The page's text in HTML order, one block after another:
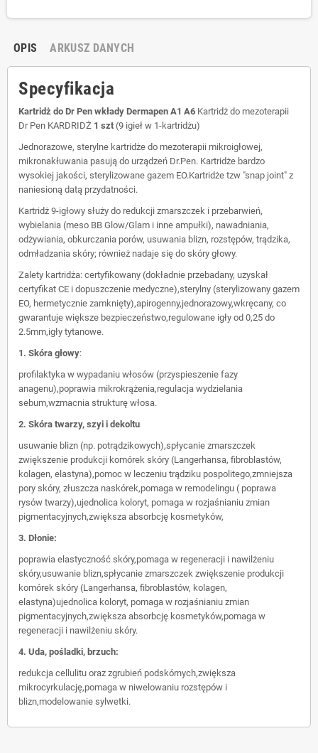
OPIS ARKUSZ DANYCH
Specyfikacja
Kartridż do Dr Pen wkłady Dermapen A1 A6 Kartridż do mezoterapii
Dr Pen KARDRIDŻ 1 szt (9 igieł w 1-kartridżu)
Jednorazowe, sterylne kartridże do mezoterapii mikroigłowej,
mikronakłuwania pasują do urządzeń Dr.Pen. Kartridże bardzo
wysokiej jakości, sterylizowane gazem EO.Kartridże tzw "snap joint" z
naniesioną datą przydatności.
Kartridż 9-igłowy służy do redukcji zmarszczek i przebarwień,
wybielania (meso BB Glow/Glam i inne ampułki), nawadniania,
odżywiania, obkurczania porów, usuwania blizn, rozstępów, trądzika,
odmładzania skóry; również nadaje się do skóry głowy.
Zalety kartridża: certyfikowany (dokładnie przebadany, uzyskał
certyfikat CE i dopuszczenie medyczne),sterylny (sterylizowany gazem
EO, hermetycznie zamknięty),apirogenny,jednorazowy,wkręcany, co
gwarantuje większe bezpieczeństwo,regulowane igły od 0,25 do
2.5mm,igły tytanowe.
1. Skóra głowy:
profilaktyka w wypadaniu włosów (przyspieszenie fazy
anagenu),poprawia mikrokrążenia,regulacja wydzielania
sebum,wzmacnia strukturę włosa.
2. Skóra twarzy, szyi i dekoltu
usuwanie blizn (np. potrądzikowych),spłycanie zmarszczek
zwiększenie produkcji komórek skóry (Langerhansa, fibroblastów,
kolagen, elastyna),pomoc w leczeniu trądziku pospolitego,zmniejsza
pory skóry, złuszcza naskórek,pomaga w remodelingu ( poprawa
rysów twarzy),ujednolica koloryt, pomaga w rozjaśnianiu zmian
pigmentacyjnych,zwiększa absorbcję kosmetyków,
3. Dłonie:
poprawia elastyczność skóry,pomaga w regeneracji i nawilżeniu
skóry,usuwanie blizn,spłycanie zmarszczek zwiększenie produkcji
komórek skóry (Langerhansa, fibroblastów, kolagen,
elastyna)ujednolica koloryt, pomaga w rozjaśnianiu zmian
pigmentacyjnych,zwiększa absorbcję kosmetyków,pomaga w
regeneracji i nawilżeniu skóry.
4. Uda, pośladki, brzuch:
redukcja cellulitu oraz zgrubień podskórnych,zwiększa
mikrocyrkulację,pomaga w niwelowaniu rozstępów i
blizn,modelowanie sylwetki.